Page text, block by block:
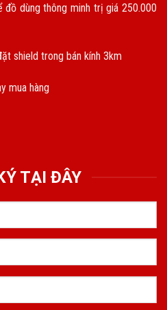
dùng thông minh trị giá 250.000
shield trong bán kính 3km
mua hàng
TẠI ĐÂY